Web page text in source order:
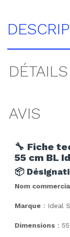
AVIS
🔧 Fiche
55 cm BL
📦
Nom
Marque : Ideal
Dimensions :